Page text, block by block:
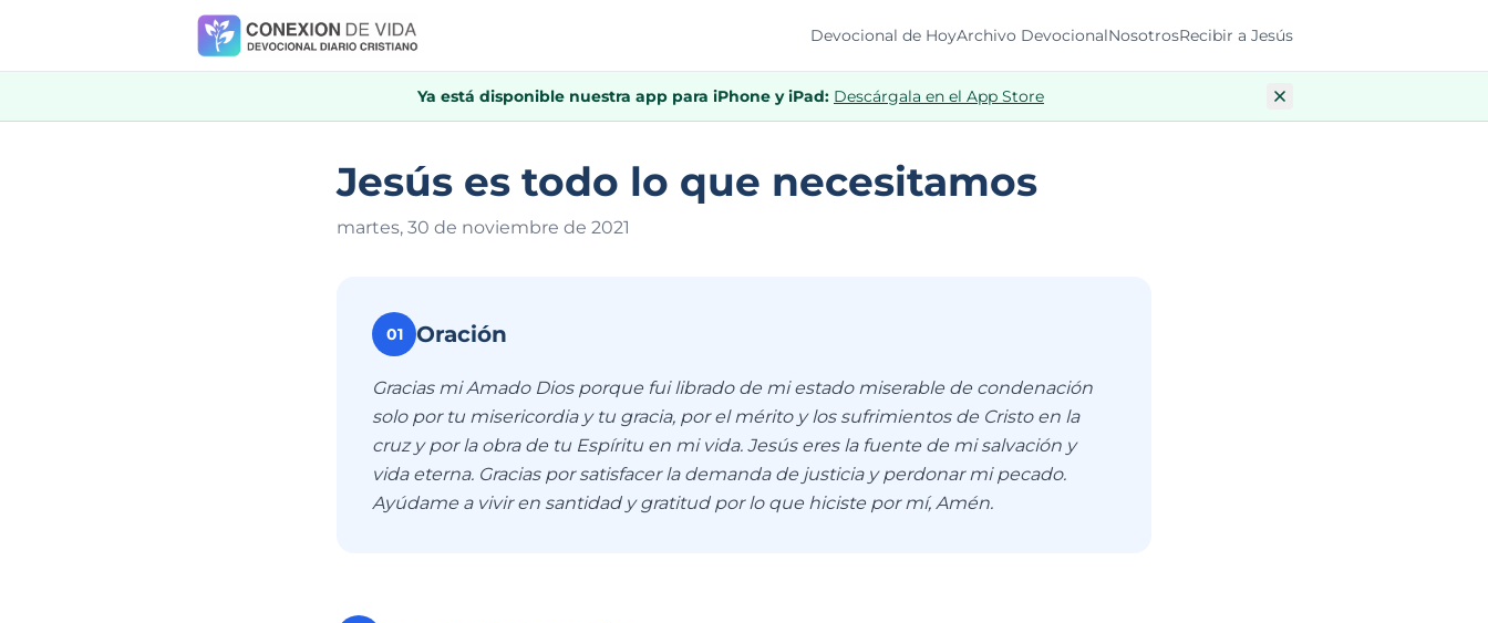
Devocional de HoyArchivo DevocionalNosotrosRecibir a Jesús
Ya está disponible nuestra app para iPhone y iPad: Descárgala en el App Store
Jesús es todo lo que necesitamos
martes, 30 de noviembre de 2021
01 Oración
Gracias mi Amado Dios porque fui librado de mi estado miserable de condenación
solo por tu misericordia y tu gracia, por el mérito y los sufrimientos de Cristo en la
cruz y por la obra de tu Espíritu en mi vida. Jesús eres la fuente de mi salvación y
vida eterna. Gracias por satisfacer la demanda de justicia y perdonar mi pecado.
Ayúdame a vivir en santidad y gratitud por lo que hiciste por mí, Amén.